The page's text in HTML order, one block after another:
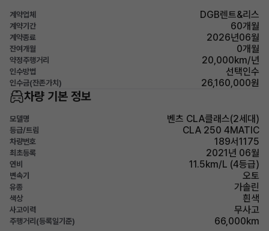
계약업체 DGB렌트&리스
계약기간 60개월
계약종료 2026년06월
잔여개월 0개월
약정주행거리 20,000km/년
인수방법 선택인수
인수금(잔존가치) 26,160,000원
차량 기본 정보
모델명 벤츠 CLA클래스(2세대)
등급/트림 CLA 250 4MATIC
차량번호 189서1175
최초등록 2021년 06월
연비 11.5km/L (4등급)
변속기 오토
유종 가솔린
색상 흰색
사고이력 무사고
주행거리(등록일기준) 66,000km